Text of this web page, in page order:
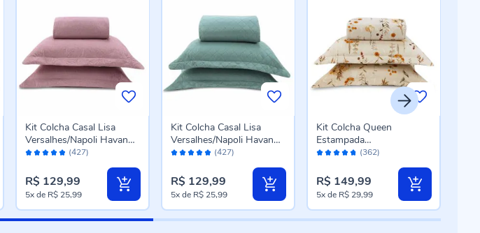
Avaliação: (427)
Kit Colcha Casal Lisa
Versalhes/Napoli Havan
Casa 3 Peças - Rosa
R$ 129,99
5xde R$ 25,99
Avaliação: (427)
Kit Colcha Casal Lisa
Versalhes/Napoli Havan
Casa 3 Peças - Verde
R$ 129,99
5xde R$ 25,99
Avaliação: (362)
Kit Colcha Queen
Estampada
Versalhes/Napoli Havan
Casa 3 Peças - Floral
Bege
R$ 149,99
5xde R$ 29,99